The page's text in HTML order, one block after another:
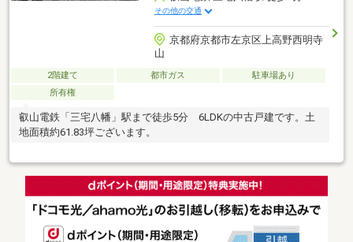
その他の交通
京都府京都市左京区上高野西明寺
山
2階建て 都市ガス
駐車場あり
所有権
叡山電鉄「三宅八幡」駅まで徒歩5分 6LDKの中古戸建です。土
地面積約61.83坪ございます。